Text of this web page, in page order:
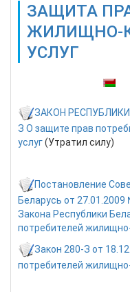
ЗАЩИТА
ЖИЛИЩНО-
УСЛУГ
Также доступны:
ЗАКОН РЕСПУБЛИКИ
З О защите прав
услуг(Утратил силу)
Постановление
Беларусь от
Закона Республики
потребителей
Закон 280-З от
потребителей